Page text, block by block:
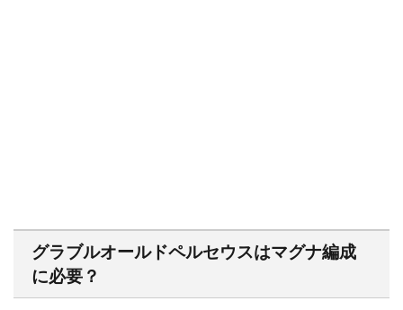
グラブルオールドペルセウスはマグナ編成
に必要？